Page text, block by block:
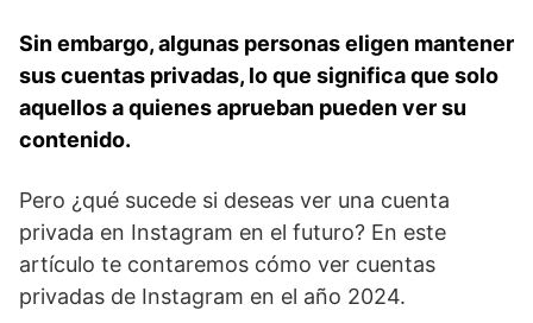
Sin embargo, algunas personas eligen mantener
sus cuentas privadas, lo que significa que solo
‍aquellos​ a quienes aprueban pueden ver su
contenido.
Pero ¿qué sucede si deseas ⁢ver⁣ una cuenta
privada en Instagram en ​el futuro? En‌ este‍
artículo ⁤te contaremos cómo ver cuentas
privadas‍ de Instagram en el año 2024.